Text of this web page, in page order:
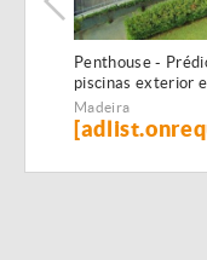
Penthouse -
piscinas exterior e
interior
Madeira